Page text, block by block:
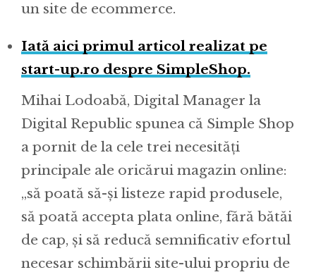
un site de ecommerce.
Iată aici primul articol realizat pe
start-up.ro despre SimpleShop.
Mihai Lodoabă, Digital Manager la
Digital Republic spunea că Simple Shop
a pornit de la cele trei necesități
principale ale oricărui magazin online:
„să poată să-și listeze rapid produsele,
să poată accepta plata online, fără bătăi
de cap, și să reducă semnificativ efortul
necesar schimbării site-ului propriu de